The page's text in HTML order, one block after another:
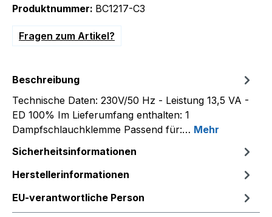
Produktnummer: BC1217-C3
Fragen zum Artikel?
Beschreibung
Technische Daten: 230V/50 Hz - Leistung 13,5 VA -
ED 100% Im Lieferumfang enthalten: 1
Dampfschlauchklemme Passend für:… Mehr
Sicherheitsinformationen
Herstellerinformationen
EU-verantwortliche Person